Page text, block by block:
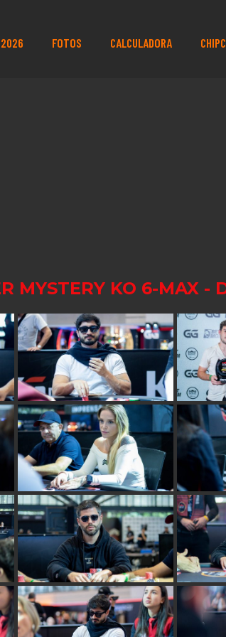
2026 FOTOS CALCULADORA
MYSTERY KO 6-MAX -